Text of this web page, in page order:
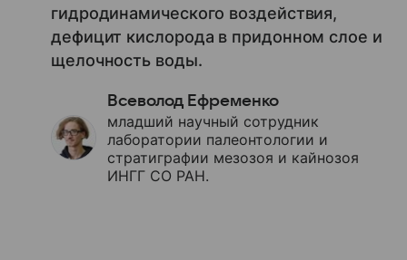
гидродинамического воздействия,
дефицит кислорода в придонном слое и
щелочность воды.
Всеволод Ефременко
младший научный сотрудник
лаборатории палеонтологии и
стратиграфии мезозоя и кайнозоя
ИНГГ СО РАН.